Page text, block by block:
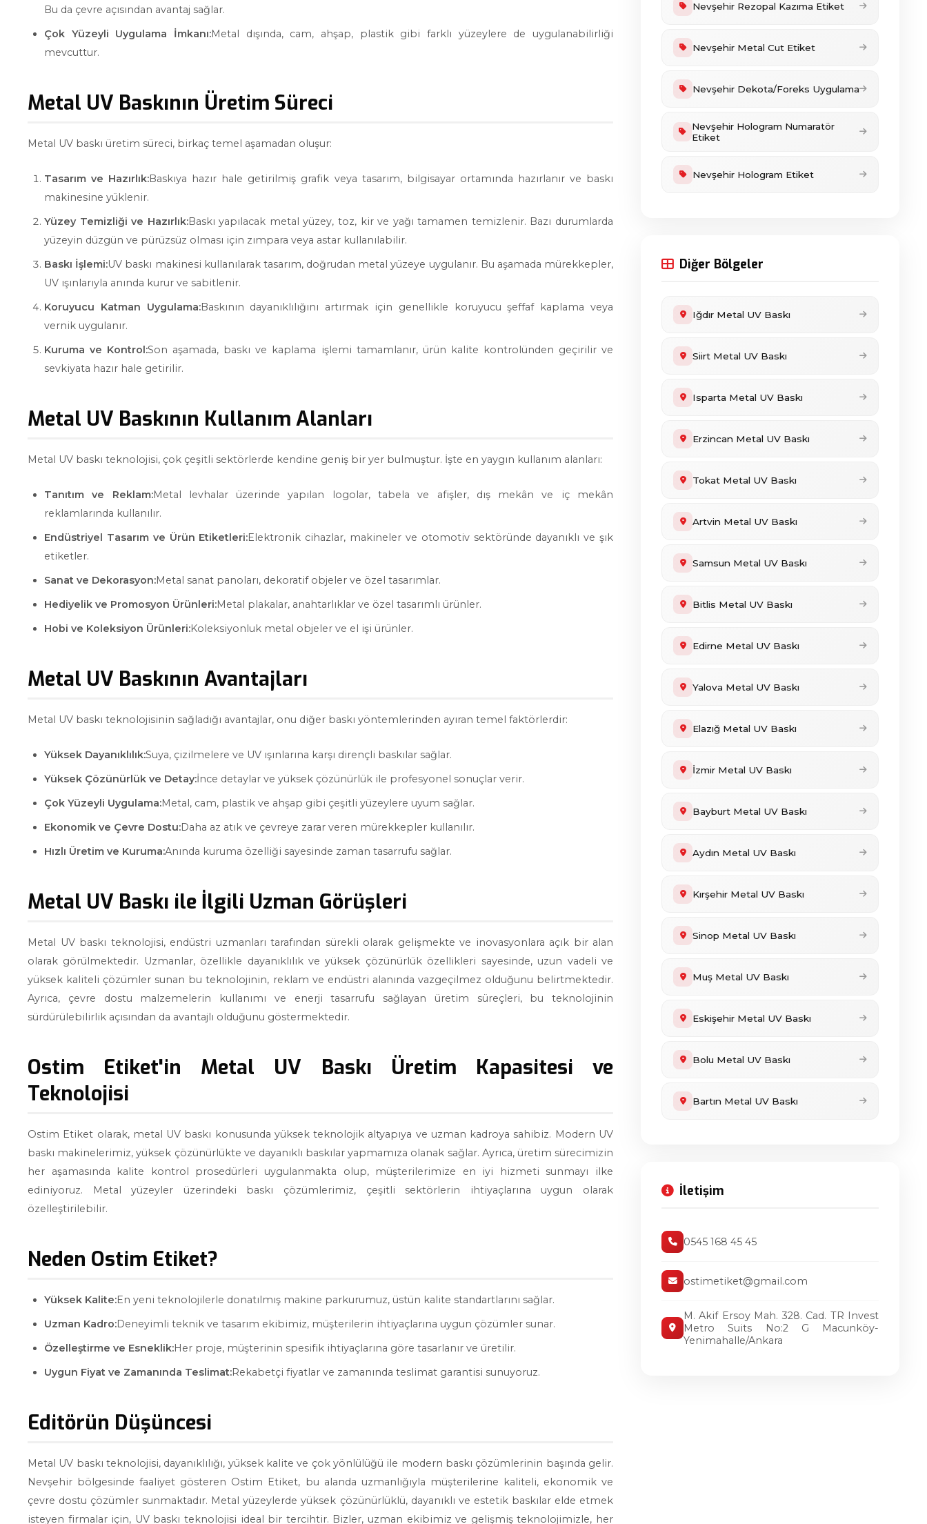
Bu da çevre açısından avantaj sağlar.
Çok Yüzeyli Uygulama İmkanı:Metal dışında, cam, ahşap, plastik gibi farklı yüzeylere de uygulanabilirliği
mevcuttur.
Metal UV Baskının Üretim Süreci
Metal UV baskı üretim süreci, birkaç temel aşamadan oluşur:
Tasarım ve Hazırlık:Baskıya hazır hale getirilmiş grafik veya tasarım, bilgisayar ortamında hazırlanır ve baskı
makinesine yüklenir.
Yüzey Temizliği ve Hazırlık:Baskı yapılacak metal yüzey, toz, kir ve yağı tamamen temizlenir. Bazı durumlarda
yüzeyin düzgün ve pürüzsüz olması için zımpara veya astar kullanılabilir.
Baskı İşlemi:UV baskı makinesi kullanılarak tasarım, doğrudan metal yüzeye uygulanır. Bu aşamada mürekkepler,
UV ışınlarıyla anında kurur ve sabitlenir.
Koruyucu Katman Uygulama:Baskının dayanıklılığını artırmak için genellikle koruyucu şeffaf kaplama veya
vernik uygulanır.
Kuruma ve Kontrol:Son aşamada, baskı ve kaplama işlemi tamamlanır, ürün kalite kontrolünden geçirilir ve
sevkiyata hazır hale getirilir.
Metal UV Baskının Kullanım Alanları
Metal UV baskı teknolojisi, çok çeşitli sektörlerde kendine geniş bir yer bulmuştur. İşte en yaygın kullanım alanları:
Tanıtım ve Reklam:Metal levhalar üzerinde yapılan logolar, tabela ve afişler, dış mekân ve iç mekân
reklamlarında kullanılır.
Endüstriyel Tasarım ve Ürün Etiketleri:Elektronik cihazlar, makineler ve otomotiv sektöründe dayanıklı ve şık
etiketler.
Sanat ve Dekorasyon:Metal sanat panoları, dekoratif objeler ve özel tasarımlar.
Hediyelik ve Promosyon Ürünleri:Metal plakalar, anahtarlıklar ve özel tasarımlı ürünler.
Hobi ve Koleksiyon Ürünleri:Koleksiyonluk metal objeler ve el işi ürünler.
Metal UV Baskının Avantajları
Metal UV baskı teknolojisinin sağladığı avantajlar, onu diğer baskı yöntemlerinden ayıran temel faktörlerdir:
Yüksek Dayanıklılık:Suya, çizilmelere ve UV ışınlarına karşı dirençli baskılar sağlar.
Yüksek Çözünürlük ve Detay:İnce detaylar ve yüksek çözünürlük ile profesyonel sonuçlar verir.
Çok Yüzeyli Uygulama:Metal, cam, plastik ve ahşap gibi çeşitli yüzeylere uyum sağlar.
Ekonomik ve Çevre Dostu:Daha az atık ve çevreye zarar veren mürekkepler kullanılır.
Hızlı Üretim ve Kuruma:Anında kuruma özelliği sayesinde zaman tasarrufu sağlar.
Metal UV Baskı ile İlgili Uzman Görüşleri
Metal UV baskı teknolojisi, endüstri uzmanları tarafından sürekli olarak gelişmekte ve inovasyonlara açık bir alan
olarak görülmektedir. Uzmanlar, özellikle dayanıklılık ve yüksek çözünürlük özellikleri sayesinde, uzun vadeli ve
yüksek kaliteli çözümler sunan bu teknolojinin, reklam ve endüstri alanında vazgeçilmez olduğunu belirtmektedir.
Ayrıca, çevre dostu malzemelerin kullanımı ve enerji tasarrufu sağlayan üretim süreçleri, bu teknolojinin
sürdürülebilirlik açısından da avantajlı olduğunu göstermektedir.
Ostim Etiket'in Metal UV Baskı Üretim Kapasitesi ve
Teknolojisi
Ostim Etiket olarak, metal UV baskı konusunda yüksek teknolojik altyapıya ve uzman kadroya sahibiz. Modern UV
baskı makinelerimiz, yüksek çözünürlükte ve dayanıklı baskılar yapmamıza olanak sağlar. Ayrıca, üretim sürecimizin
her aşamasında kalite kontrol prosedürleri uygulanmakta olup, müşterilerimize en iyi hizmeti sunmayı ilke
ediniyoruz. Metal yüzeyler üzerindeki baskı çözümlerimiz, çeşitli sektörlerin ihtiyaçlarına uygun olarak
özelleştirilebilir.
Neden Ostim Etiket?
Yüksek Kalite:En yeni teknolojilerle donatılmış makine parkurumuz, üstün kalite standartlarını sağlar.
Uzman Kadro:Deneyimli teknik ve tasarım ekibimiz, müşterilerin ihtiyaçlarına uygun çözümler sunar.
Özelleştirme ve Esneklik:Her proje, müşterinin spesifik ihtiyaçlarına göre tasarlanır ve üretilir.
Uygun Fiyat ve Zamanında Teslimat:Rekabetçi fiyatlar ve zamanında teslimat garantisi sunuyoruz.
Editörün Düşüncesi
Metal UV baskı teknolojisi, dayanıklılığı, yüksek kalite ve çok yönlülüğü ile modern baskı çözümlerinin başında gelir.
Nevşehir bölgesinde faaliyet gösteren Ostim Etiket, bu alanda uzmanlığıyla müşterilerine kaliteli, ekonomik ve
çevre dostu çözümler sunmaktadır. Metal yüzeylerde yüksek çözünürlüklü, dayanıklı ve estetik baskılar elde etmek
isteyen firmalar için, UV baskı teknolojisi ideal bir tercihtir. Bizler, uzman ekibimiz ve gelişmiş teknolojimizle, her
Nevşehir Rezopal Kazıma Etiket
Nevşehir Metal Cut Etiket
Nevşehir Dekota/Foreks Uygulama
Nevşehir Hologram Numaratör
Etiket
Nevşehir Hologram Etiket
Diğer Bölgeler
Iğdır Metal UV Baskı
Siirt Metal UV Baskı
Isparta Metal UV Baskı
Erzincan Metal UV Baskı
Tokat Metal UV Baskı
Artvin Metal UV Baskı
Samsun Metal UV Baskı
Bitlis Metal UV Baskı
Edirne Metal UV Baskı
Yalova Metal UV Baskı
Elazığ Metal UV Baskı
İzmir Metal UV Baskı
Bayburt Metal UV Baskı
Aydın Metal UV Baskı
Kırşehir Metal UV Baskı
Sinop Metal UV Baskı
Muş Metal UV Baskı
Eskişehir Metal UV Baskı
Bolu Metal UV Baskı
Bartın Metal UV Baskı
İletişim
0545 168 45 45
ostimetiket@gmail.com
M. Akif Ersoy Mah. 328. Cad. TR Invest
Metro Suits No:2 G Macunköy-
Yenimahalle/Ankara